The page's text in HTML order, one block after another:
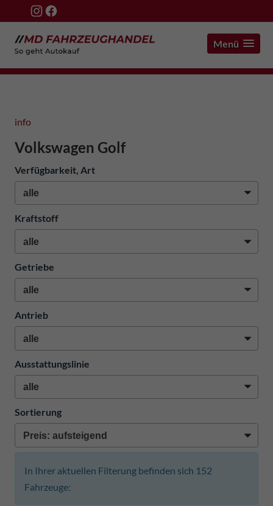
Menü
info
Volkswagen Golf
Verfügbarkeit, Art
Kraftstoff
Getriebe
Antrieb
Ausstattungslinie
Sortierung
In Ihrer aktuellen Filterung befinden sich 152
Fahrzeuge: